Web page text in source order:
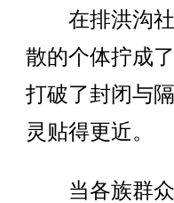
在排洪沟社
散的个体拧成
打破了封闭与
灵贴得更近。
当各族群众